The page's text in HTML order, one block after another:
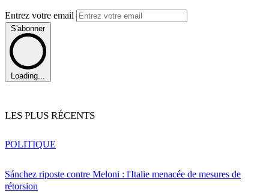
Entrez votre email
S'abonner
Loading...
LES PLUS RÉCENTS
Sánchez riposte contre Meloni : l'Italie menacée de mesures de
rétorsion
POLITIQUE